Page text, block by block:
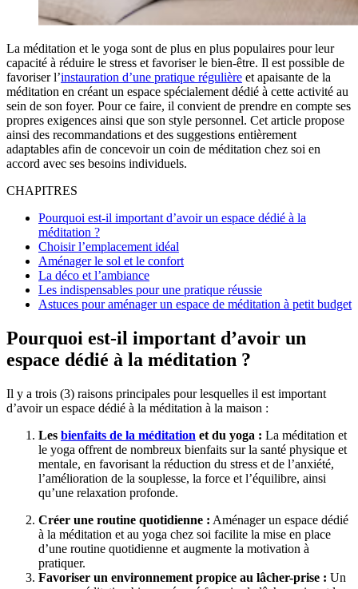
La méditation et le yoga sont de plus en plus populaires pour leur
capacité à réduire le stress et favoriser le bien-être. Il est possible de
favoriser l’instauration d’une pratique régulière et apaisante de la
méditation en créant un espace spécialement dédié à cette activité au
sein de son foyer. Pour ce faire, il convient de prendre en compte ses
propres exigences ainsi que son style personnel. Cet article propose
ainsi des recommandations et des suggestions entièrement
adaptables afin de concevoir un coin de méditation chez soi en
accord avec ses besoins individuels.
CHAPITRES
Pourquoi est-il important d’avoir un espace dédié à la
méditation ?
Choisir l’emplacement idéal
Aménager le sol et le confort
La déco et l’ambiance
Les indispensables pour une pratique réussie
Astuces pour aménager un espace de méditation à petit budget
Pourquoi est-il important d’avoir un
espace dédié à la méditation ?
Il y a trois (3) raisons principales pour lesquelles il est important
d’avoir un espace dédié à la méditation à la maison :
Les bienfaits de la méditation et du yoga : La méditation et
le yoga offrent de nombreux bienfaits sur la santé physique et
mentale, en favorisant la réduction du stress et de l’anxiété,
l’amélioration de la souplesse, la force et l’équilibre, ainsi
qu’une relaxation profonde.
Créer une routine quotidienne : Aménager un espace dédié
à la méditation et au yoga chez soi facilite la mise en place
d’une routine quotidienne et augmente la motivation à
pratiquer.
Favoriser un environnement propice au lâcher-prise : Un